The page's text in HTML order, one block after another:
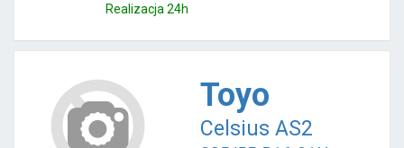
Realizacja 24h
Toyo
Celsius AS2